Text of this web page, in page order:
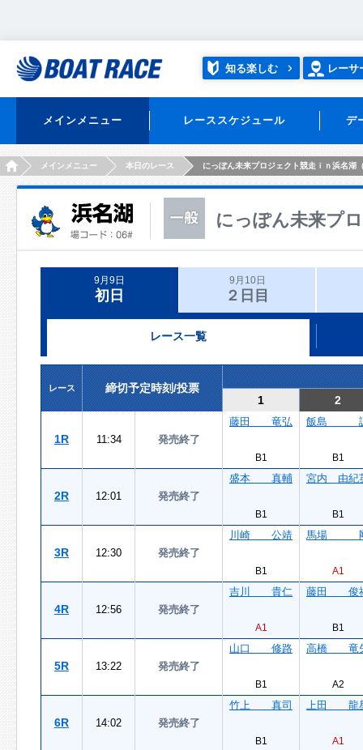
知る楽しむ レーサ
メインメニュー レーススケジュール デ
HOMEメインメニュー 本日のレース にっぽん未来プロジェクト競走ｉｎ浜名湖
にっぽん未来プ
9月9日
初日
9月10日
２日目
レース一覧
レース
締切予定時刻/投票
1
2
1R 11:34 発売終了
藤田 竜弘
B1
飯島
B1
2R 12:01 発売終了
盛本 真輔
B1
宮内 由紀
B1
3R 12:30 発売終了
川崎 公靖
B1
馬場
A1
4R 12:56 発売終了
吉川 貴仁
A1
藤田 俊
B1
5R 13:22 発売終了
山口 修路
B1
高橋 竜
A2
6R 14:02 発売終了
竹上 真司
B1
上田 龍
A1